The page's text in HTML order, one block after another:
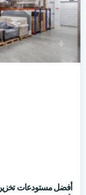
أفضل مستودعات